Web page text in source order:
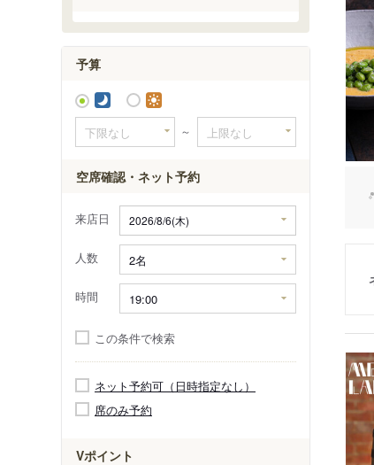
予算
～
空席確認・ネット予約
来店日
人数
時間
この条件で検索
ネット予約可（日時指定なし）
席のみ予約
Vポイント